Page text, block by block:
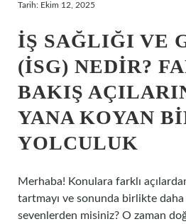
Tarih: Ekim 12, 2025
İŞ SAĞLIĞI VE
(İSG) NEDIR?
BAKIŞ
YANA KOYAN
YOLCULUK
Merhaba! Konulara farklı
tartmayı ve sonunda birlikte daha
sevenlerden misiniz? O zaman